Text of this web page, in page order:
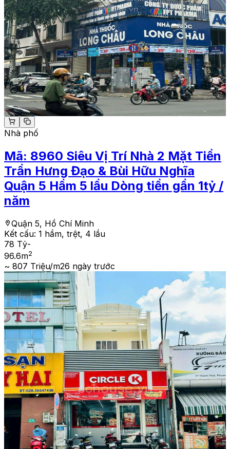
Nhà phố
Mã: 8960 Siêu Vị Trí Nhà 2 Mặt Tiền
Trần Hưng Đạo & Bùi Hữu Nghĩa
Quận 5 Hầm 5 lầu Dòng tiền gần 1tỷ /
năm
Quận 5, Hồ Chí Minh
Kết cấu: 1 hầm, trệt, 4 lầu
78 Tỷ-
96.6m2
~ 807 Triệu/m26 ngày trước